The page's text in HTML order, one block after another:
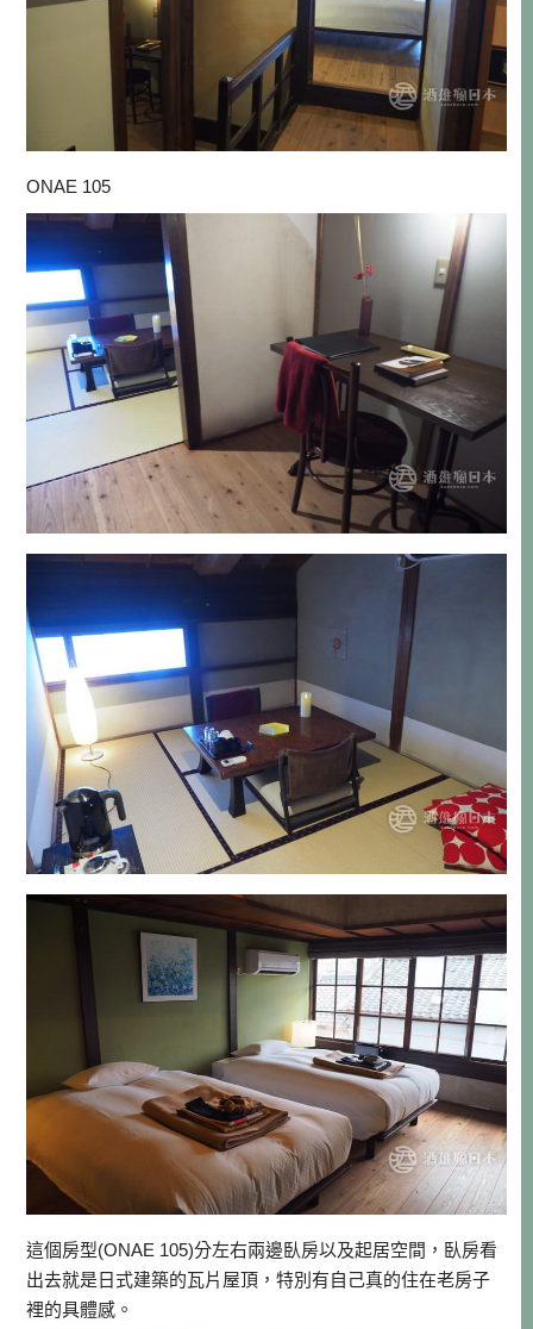
ONAE 105
這個房型(ONAE 105)分左右兩邊臥房以及起居空間，臥房看
出去就是日式建築的瓦片屋頂，特別有自己真的住在老房子
裡的具體感。